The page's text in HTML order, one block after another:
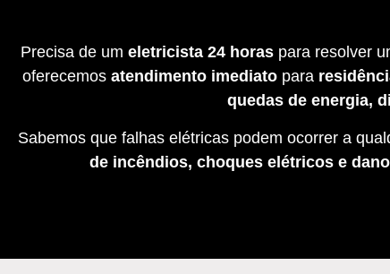
Precisa de um eletricista 24 horaspara resolver
oferecemos atendimento imediatopara
quedas de energia,
Sabemos que falhas elétricas podem ocorrer a
de incêndios, choques elétricos e